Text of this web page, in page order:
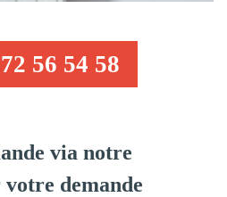
56 54 58
via notre
demande